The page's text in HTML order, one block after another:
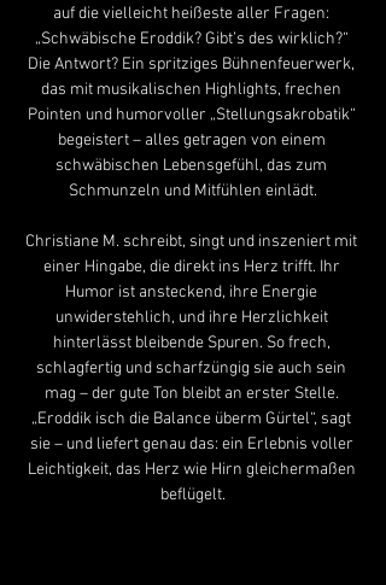
auf die vielleicht heißeste aller Fragen:
„Schwäbische Eroddik? Gibt’s des wirklich?“
Die Antwort? Ein spritziges Bühnenfeuerwerk,
das mit musikalischen Highlights, frechen
Pointen und humorvoller „Stellungsakrobatik“
begeistert – alles getragen von einem
schwäbischen Lebensgefühl, das zum
Schmunzeln und Mitfühlen einlädt.
Christiane M. schreibt, singt und inszeniert mit
einer Hingabe, die direkt ins Herz trifft. Ihr
Humor ist ansteckend, ihre Energie
unwiderstehlich, und ihre Herzlichkeit
hinterlässt bleibende Spuren. So frech,
schlagfertig und scharfzüngig sie auch sein
mag – der gute Ton bleibt an erster Stelle.
„Eroddik isch die Balance überm Gürtel“, sagt
sie – und liefert genau das: ein Erlebnis voller
Leichtigkeit, das Herz wie Hirn gleichermaßen
beflügelt.